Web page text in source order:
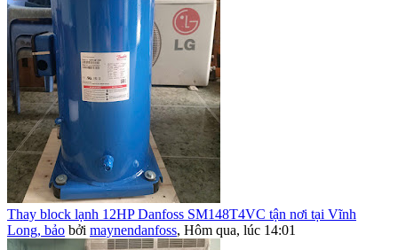
Thay block lạnh 12HP Danfoss SM148T4VC tận nơi tại Vĩnh
Long, bảo bởi maynendanfoss, Hôm qua, lúc 14:01